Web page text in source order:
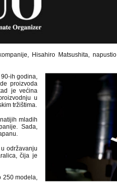
Hisahiro Matsushita,
ih godina,
proizvoda
je većina
u
tržištima.
mladih
Sada,
održavanju
čija je
250 modela,